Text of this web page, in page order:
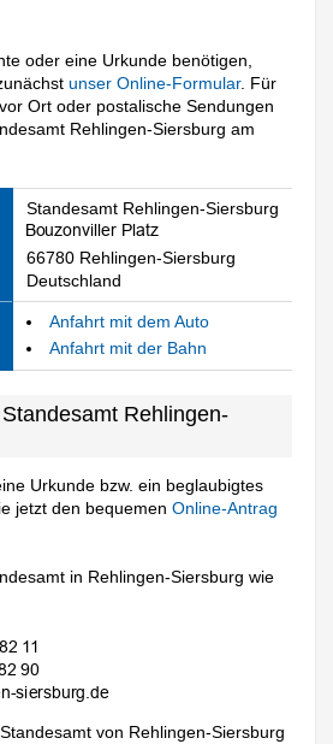
oder eine Urkunde benötigen,
unser Online-Formular. Für
Ort oder postalische Sendungen
Rehlingen-Siersburg am
Standesamt Rehlingen-Siersburg
66780 Rehlingen-Siersburg
Deutschland
Anfahrt mit dem Auto
Anfahrt mit der Bahn
Rehlingen-
Urkunde bzw. ein beglaubigtes
jetzt den bequemenOnline-Antrag
in Rehlingen-Siersburg wie
von Rehlingen-Siersburg